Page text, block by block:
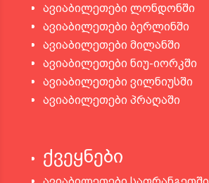
ავიაბილეთები ლონდონში
ავიაბილეთები ბერლინში
ავიაბილეთები მილანში
ავიაბილეთები ნიუ-იორკში
ავიაბილეთები ვილნიუსში
ავიაბილეთები პრაღაში
ქვეყნები